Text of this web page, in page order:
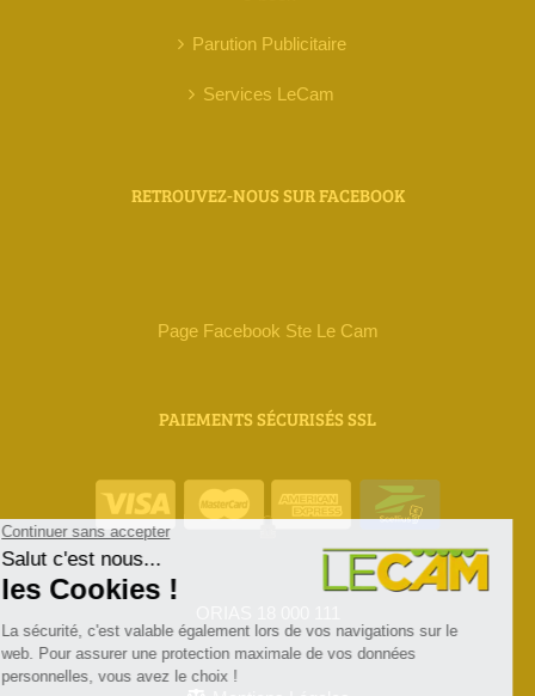
Parution Publicitaire
Services LeCam
RETROUVEZ-NOUS SUR FACEBOOK
Page Facebook Ste Le Cam
PAIEMENTS SÉCURISÉS SSL